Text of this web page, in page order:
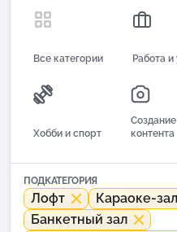
Все категории Работа и
Хобби и спорт
Создание
контента
ПОДКАТЕГОРИЯ
Лофт
Караоке-зал
Банкетный зал